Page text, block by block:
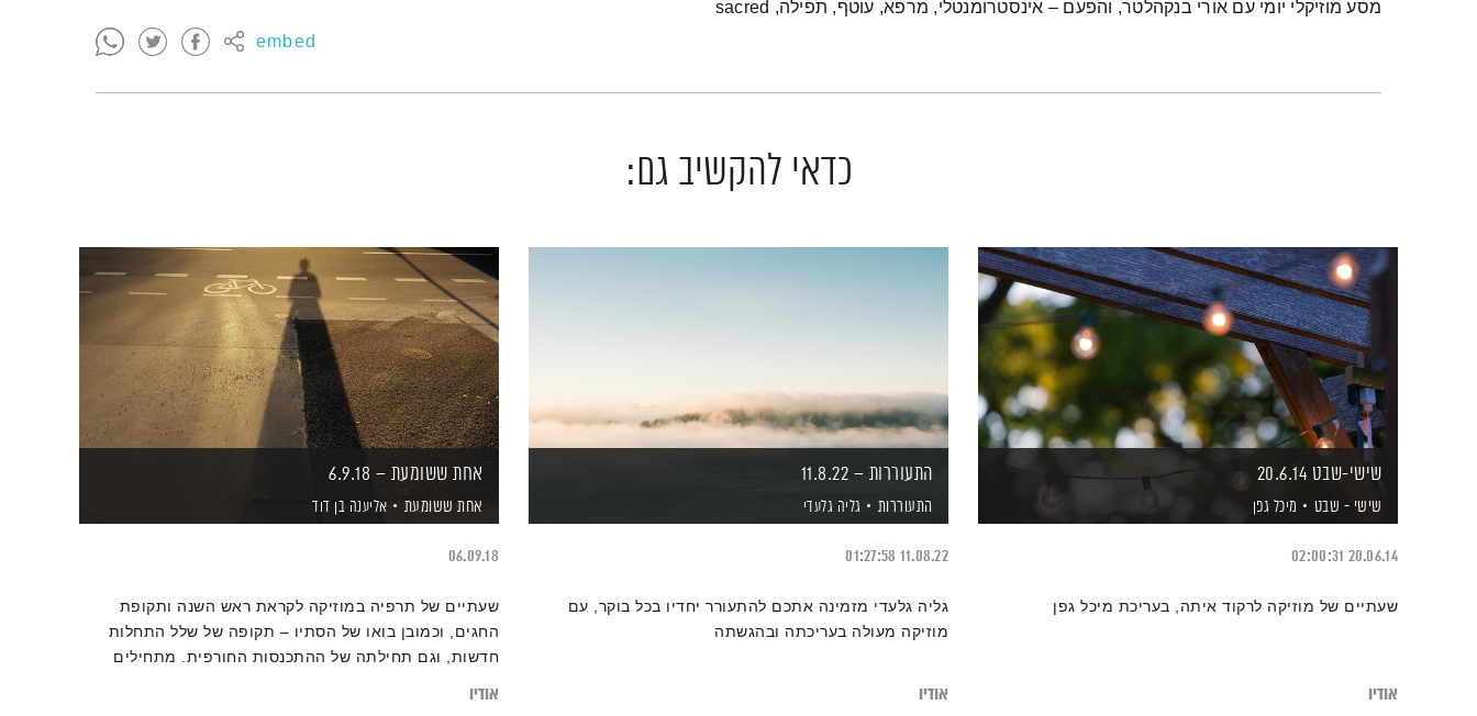
embed
תמצית הפודקאסט
מסע מוזיקלי יומי עם אורי בנקהלטר, והפעם – אינסטרומנטלי, מרפא, עוטף, תפילה, sacred
כדאי להקשיב גם:
שישי-שבט 20.6.14
שישי - שבט מיכל גפן
20.06.14
02:00:31
שעתיים של מוזיקה לרקוד איתה, בעריכת מיכל גפן
אודיו
התעוררות – 11.8.22
התעוררות גליה גלעדי
11.08.22
01:27:58
גליה גלעדי מזמינה אתכם להתעורר יחדיו בכל בוקר, עם
מוזיקה מעולה בעריכתה ובהגשתה
אודיו
אחת ששומעת – 6.9.18
אחת ששומעת אליענה בן דוד
06.09.18
שעתיים של תרפיה במוזיקה לקראת ראש השנה ותקופת
החגים, וכמובן בואו של הסתיו – תקופה של שלל התחלות
חדשות, וגם תחילתה של ההתכנסות החורפית. מתחילים
אודיו